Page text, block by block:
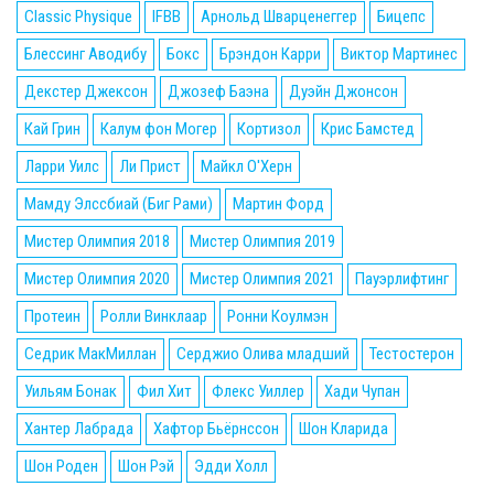
Classic Physique IFBB Арнольд Шварценеггер
Бицепс
Блессинг Аводибу
Бокс Брэндон Карри
Виктор Мартинес
Декстер Джексон
Джозеф Баэна
Дуэйн Джонсон
Кай Грин
Калум фон Могер Кортизол
Крис Бамстед
Ларри Уилс
Ли Прист
Майкл О'Херн
Мамду Элссбиай (Биг Рами)
Мартин Форд
Мистер Олимпия 2018
Мистер Олимпия 2019
Мистер Олимпия 2020
Мистер Олимпия 2021
Пауэрлифтинг
Протеин
Ролли Винклаар
Ронни Коулмэн
Седрик МакМиллан
Серджио Олива младший
Тестостерон
Уильям Бонак
Фил Хит Флекс Уиллер
Хади Чупан
Хантер Лабрада
Хафтор Бьёрнссон
Шон Кларида
Шон Роден
Шон Рэй Эдди Холл